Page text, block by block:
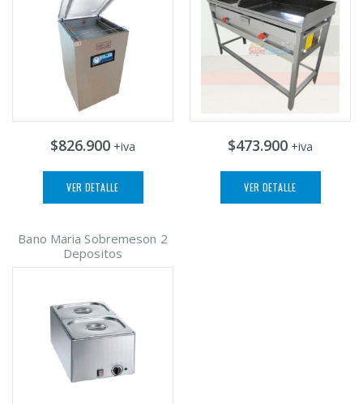
$826.900 +iva
VER DETALLE
$473.900 +iva
VER DETALLE
Bano Maria Sobremeson 2
Depositos